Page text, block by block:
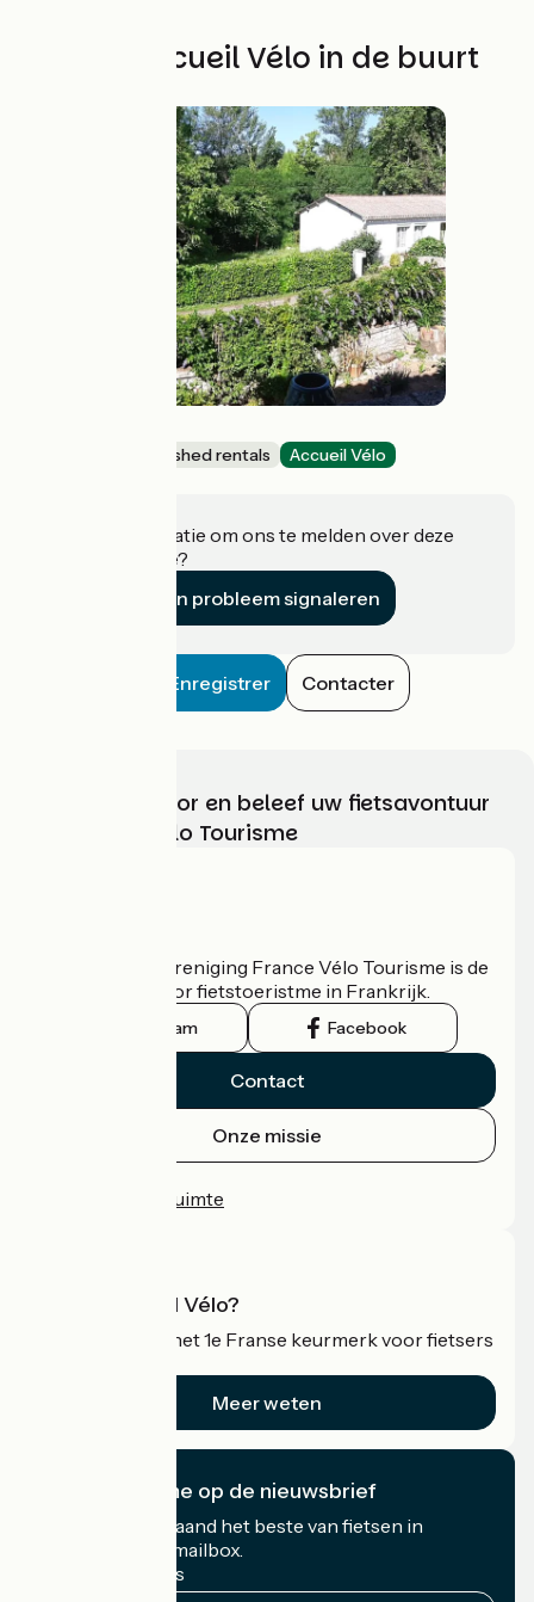
Andere Accueil Vélo in de buurt
Lodgings and furnished rentals Accueil Vélo
Heeft u informatie om ons te melden over deze
accommodatie?
Een probleem signaleren
Enregistrer Contacter
Kies, bereid voor en beleef uw fietsavontuur
met France Vélo Tourisme
De nationale vereniging France Vélo Tourisme is de
officiële gids voor fietstoeristme in Frankrijk.
Instagram Facebook
Contact
Onze missie
Professionele ruimte
Wat is Accueil Vélo?
Accueil Vélo is het 1e Franse keurmerk voor fietsers
Meer weten
Ik abonneer me op de nieuwsbrief
Ontvang elke maand het beste van fietsen in
Frankrijk in uw mailbox.
Mijn e-mailadres